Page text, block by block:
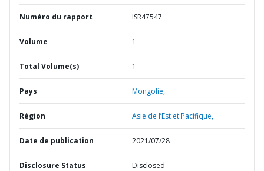
Numéro du rapport ISR47547
Volume 1
Total Volume(s) 1
Pays Mongolie,
Région Asie de l’Est et Pacifique,
Date de publication 2021/07/28
Disclosure Status Disclosed